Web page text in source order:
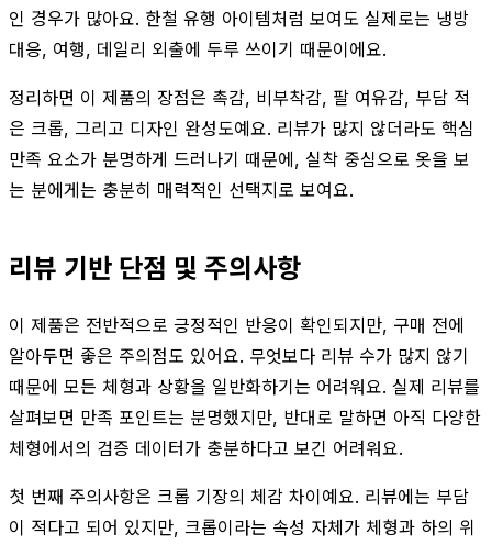
인 경우가 많아요. 한철 유행 아이템처럼 보여도 실제로는 냉방
대응, 여행, 데일리 외출에 두루 쓰이기 때문이에요.
정리하면 이 제품의 장점은 촉감, 비부착감, 팔 여유감, 부담 적
은 크롭, 그리고 디자인 완성도예요. 리뷰가 많지 않더라도 핵심
만족 요소가 분명하게 드러나기 때문에, 실착 중심으로 옷을 보
는 분에게는 충분히 매력적인 선택지로 보여요.
리뷰 기반 단점 및 주의사항
이 제품은 전반적으로 긍정적인 반응이 확인되지만, 구매 전에
알아두면 좋은 주의점도 있어요. 무엇보다 리뷰 수가 많지 않기
때문에 모든 체형과 상황을 일반화하기는 어려워요. 실제 리뷰를
살펴보면 만족 포인트는 분명했지만, 반대로 말하면 아직 다양한
체형에서의 검증 데이터가 충분하다고 보긴 어려워요.
첫 번째 주의사항은 크롭 기장의 체감 차이예요. 리뷰에는 부담
이 적다고 되어 있지만, 크롭이라는 속성 자체가 체형과 하의 위